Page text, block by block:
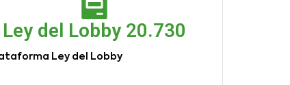
Ley del Lobby 20.730
Ley del Lobby